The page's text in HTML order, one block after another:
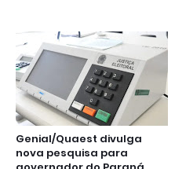
Genial/Quaest divulga
nova pesquisa para